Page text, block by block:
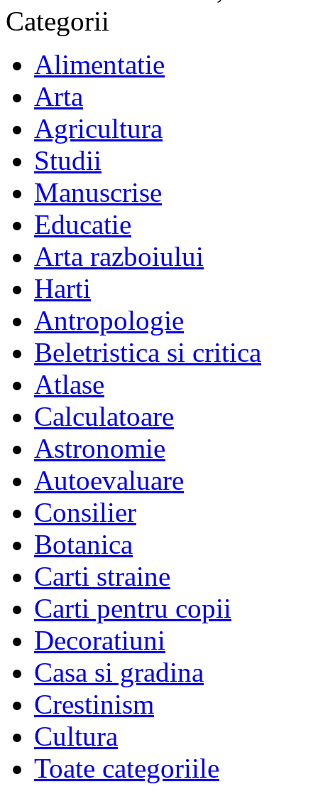
Categorii
Alimentatie
Arta
Agricultura
Studii
Manuscrise
Educatie
Arta razboiului
Harti
Antropologie
Beletristica si critica
Atlase
Calculatoare
Astronomie
Autoevaluare
Consilier
Botanica
Carti straine
Carti pentru copii
Decoratiuni
Casa si gradina
Crestinism
Cultura
Toate categoriile